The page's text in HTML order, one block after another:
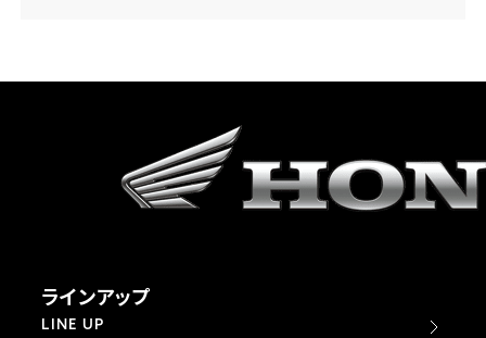
ラインアップ
LINE UP
ホンダドリーム 水戸北